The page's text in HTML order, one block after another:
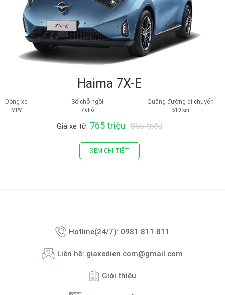
Haima 7X-E
Dòng xe
MPV
Số chỗ ngồi
7 chỗ
Quãng đường di chuyển
510 km
Giá xe từ: 765 triệu 865 triệu
XEM CHI TIẾT
Hotline(24/7): 0981 811 811
Liên hệ: giaxedien.com@gmail.com
Giới thiệu